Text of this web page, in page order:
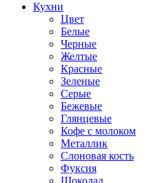
Кухни
Цвет
Белые
Черные
Желтые
Красные
Зеленые
Серые
Бежевые
Глянцевые
Кофе с молоком
Металлик
Слоновая кость
Фуксия
Шоколад